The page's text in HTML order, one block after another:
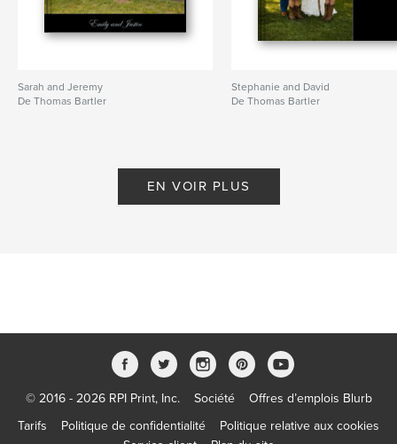
Sarah and Jeremy
De Thomas Bartler
Stephanie and David
De Thomas Bartler
EN VOIR PLUS
© 2016 - 2026 RPI Print, Inc. Société
Offres d’emplois Blurb
Tarifs
Politique de confidentialité
Politique relative aux cookies